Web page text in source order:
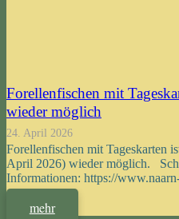
Forellenfischen mit
wieder möglich
24. April 2026
Forellenfischen mit Tageskarten
April 2026) wieder möglich.
Informationen: https://
mehr